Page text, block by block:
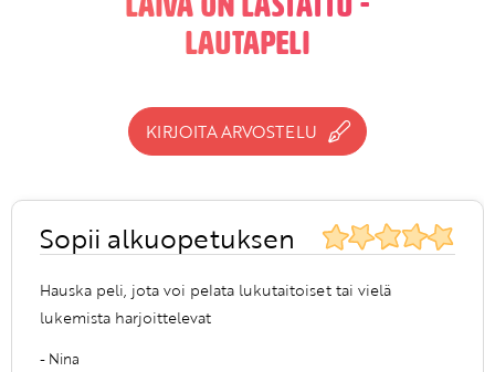
lautapeli
KIRJOITA ARVOSTELU
Sopii alkuopetuksen
Hauska peli, jota voi pelata lukutaitoiset tai vielä
lukemista harjoittelevat
- Nina